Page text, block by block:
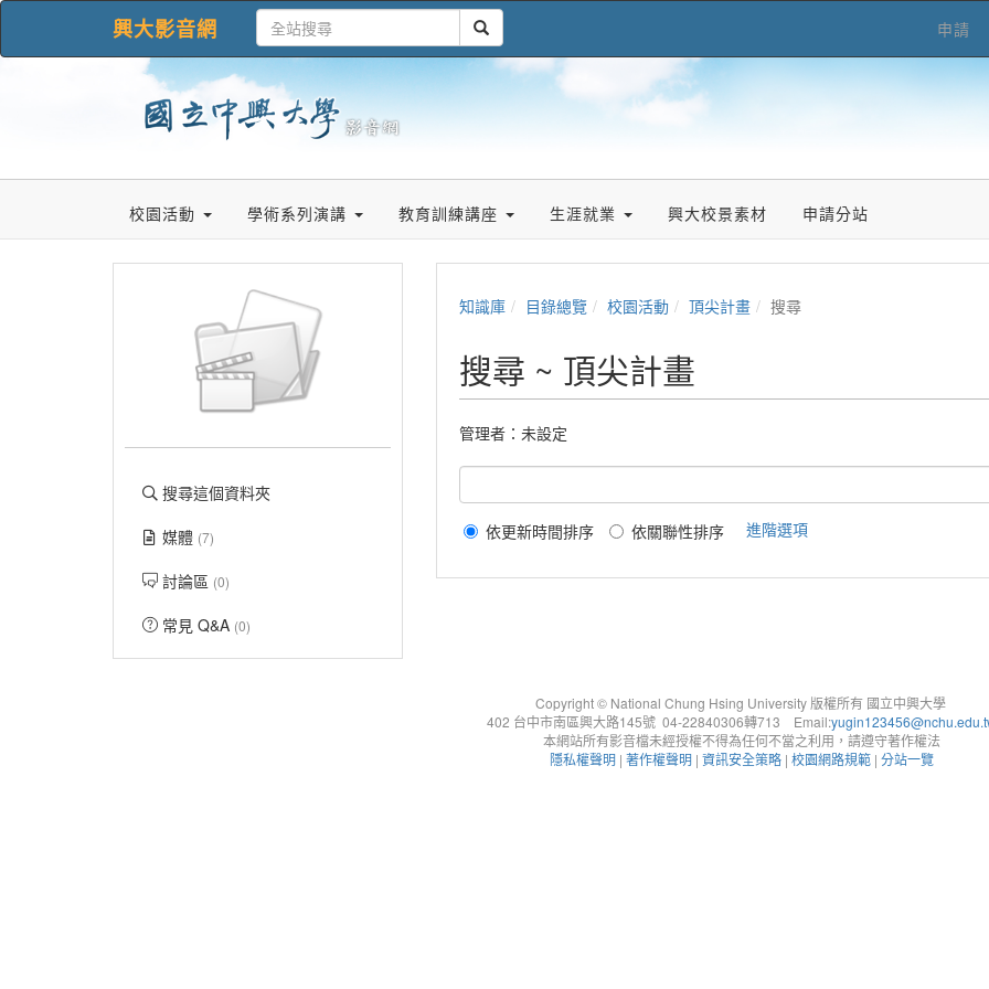
興大影音網 申請
校園活動 學術系列演講 教育訓練講座 生涯就業 興大校景素材 申請分站
搜尋這個資料夾
媒體 (7)
討論區 (0)
常見 Q&A (0)
知識庫 目錄總覽 校園活動 頂尖計畫 搜尋
搜尋 ~ 頂尖計畫
管理者：未設定
依更新時間排序 依關聯性排序 進階選項
Copyright © National Chung Hsing University 版權所有 國立中興大學
402 台中市南區興大路145號 04-22840306轉713 Email:
本網站所有影音檔未經授權不得為任何不當之利用，請遵守著作權法
隱私權聲明 | 著作權聲明 | 資訊安全策略 | 校園網路規範 | 分站一覽